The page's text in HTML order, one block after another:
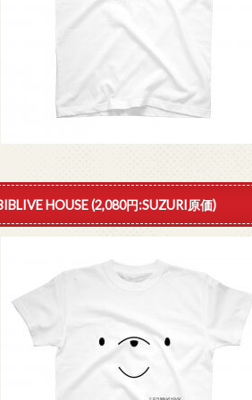
HOUSE (2,080円:SUZURI原価)